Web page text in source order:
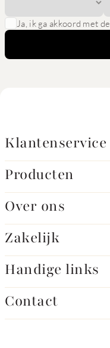
Ja, ik ga akkoord met de
Klantenservice
Producten
Over ons
Zakelijk
Handige links
Contact